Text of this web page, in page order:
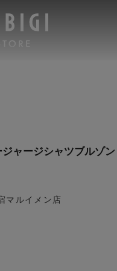
ャージシャツブルゾン
マルイメン店